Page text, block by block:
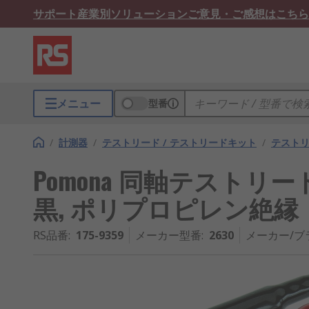
サポート産業別ソリューションご意見・ご感想はこちら
メニュー 型番
/ 計測器 / テストリード / テストリードキット / テスト
Pomona 同軸テストリー
黒, ポリプロピレン絶縁
RS品番: 175-9359 メーカー型番: 2630 メーカー/ブ